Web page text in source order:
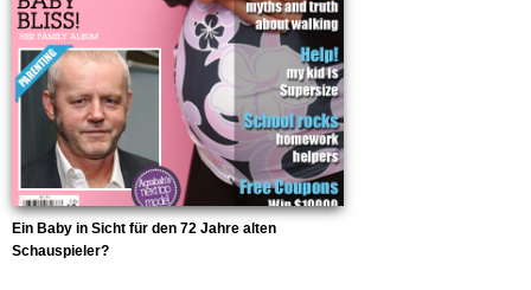
Ein Baby in Sicht für den 72 Jahre alten
Schauspieler?